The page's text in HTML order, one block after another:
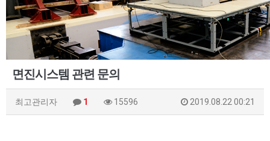
면진시스템 관련 문의
최고관리자 1 15596 2019.08.22 00:21